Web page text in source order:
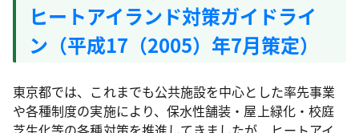
ヒートアイランド対策ガイドライ
ン（平成17（2005）年7月策定）
東京都では、これまでも公共施設を中心とした率先事業
や各種制度の実施により、保水性舗装・屋上緑化・校庭